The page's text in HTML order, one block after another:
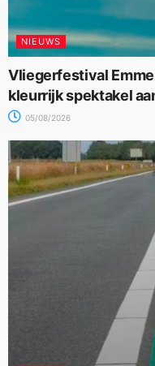
NIEUWS
Vliegerfestival
kleurrijk spektakel
05/08/2026